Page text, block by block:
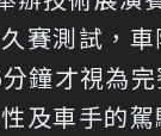
賽測試，
鐘才視為
及車手的